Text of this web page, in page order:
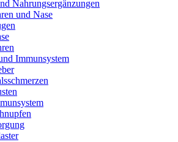
Nahrungsergänzungen
und Nase
Immunsystem